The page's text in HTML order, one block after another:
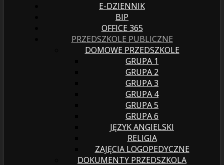
E-DZIENNIK
BIP
OFFICE 365
PRZEDSZKOLE PUBLICZNE
DOMOWE PRZEDSZKOLE
GRUPA 1
GRUPA 2
GRUPA 3
GRUPA 4
GRUPA 5
GRUPA 6
JĘZYK ANGIELSKI
RELIGIA
ZAJĘCIA LOGOPEDYCZNE
DOKUMENTY PRZEDSZKOLA